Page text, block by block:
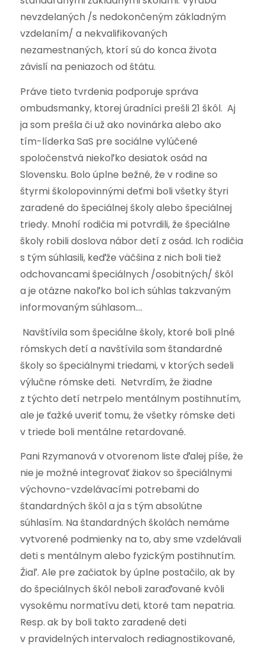
nevzdelaných /s nedokončeným základným
vzdelaním/ a nekvalifikovaných
nezamestnaných, ktorí sú do konca života
závislí na peniazoch od štátu.
Práve tieto tvrdenia podporuje správa
ombudsmanky, ktorej úradníci prešli 21 škôl. Aj
ja som prešla či už ako novinárka alebo ako
tím-líderka SaS pre sociálne vylúčené
spoločenstvá niekoľko desiatok osád na
Slovensku. Bolo úplne bežné, že v rodine so
štyrmi školopovinnými deťmi boli všetky štyri
zaradené do špeciálnej školy alebo špeciálnej
triedy. Mnohí rodičia mi potvrdili, že špeciálne
školy robili doslova nábor detí z osád. Ich rodičia
s tým súhlasili, keďže väčšina z nich boli tiež
odchovancami špeciálnych /osobitných/ škôl
a je otázne nakoľko bol ich súhlas takzvaným
informovaným súhlasom….
Navštívila som špeciálne školy, ktoré boli plné
rómskych detí a navštívila som štandardné
školy so špeciálnymi triedami, v ktorých sedeli
výlučne rómske deti. Netvrdím, že žiadne
z týchto detí netrpelo mentálnym postihnutím,
ale je ťažké uveriť tomu, že všetky rómske deti
v triede boli mentálne retardované.
Pani Rzymanová v otvorenom liste ďalej píše, že
nie je možné integrovať žiakov so špeciálnymi
výchovno-vzdelávacími potrebami do
štandardných škôl a ja s tým absolútne
súhlasím. Na štandardných školách nemáme
vytvorené podmienky na to, aby sme vzdelávali
deti s mentálnym alebo fyzickým postihnutím.
Žiaľ. Ale pre začiatok by úplne postačilo, ak by
do špeciálnych škôl neboli zaraďované kvôli
vysokému normatívu deti, ktoré tam nepatria.
Resp. ak by boli takto zaradené deti
v pravidelných intervaloch rediagnostikované,